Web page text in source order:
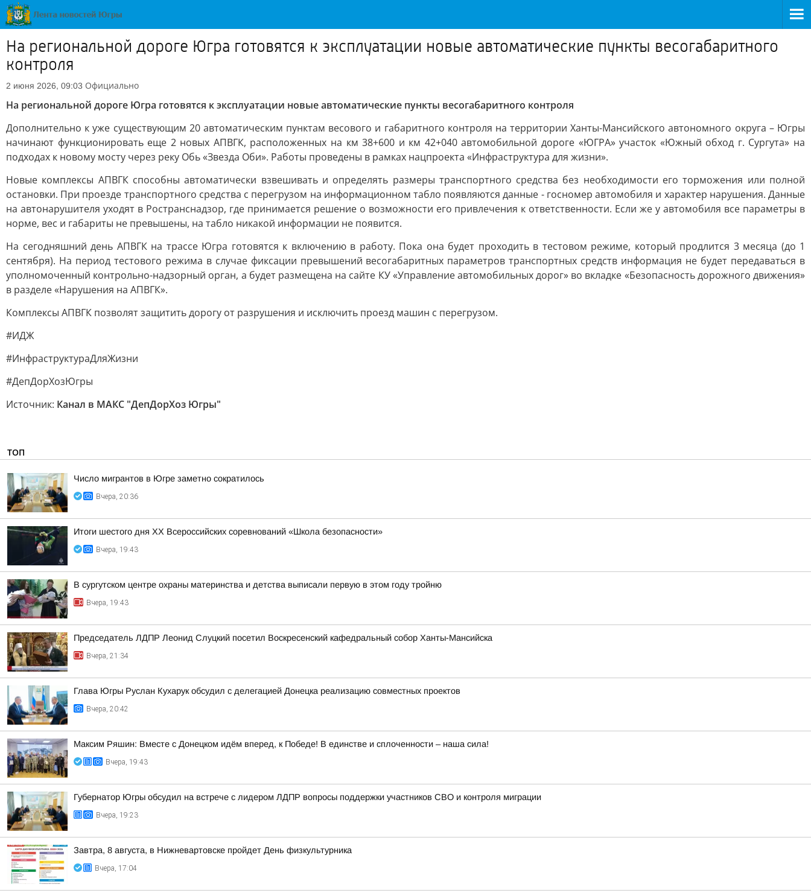
На региональной дороге Югра готовятся к эксплуатации новые автоматические пункты весогабаритного
контроля
2 июня 2026, 09:03 Официально
На региональной дороге Югра готовятся к эксплуатации новые автоматические пункты весогабаритного контроля
Дополнительно к уже существующим 20 автоматическим пунктам весового и габаритного контроля на территории Ханты-Мансийского автономного округа – Югры
начинают функционировать еще 2 новых АПВГК, расположенных на км 38+600 и км 42+040 автомобильной дороге «ЮГРА» участок «Южный обход г. Сургута» на
подходах к новому мосту через реку Обь «Звезда Оби». Работы проведены в рамках нацпроекта «Инфраструктура для жизни».
Новые комплексы АПВГК способны автоматически взвешивать и определять размеры транспортного средства без необходимости его торможения или полной
остановки. При проезде транспортного средства с перегрузом на информационном табло появляются данные - госномер автомобиля и характер нарушения. Данные
на автонарушителя уходят в Ространснадзор, где принимается решение о возможности его привлечения к ответственности. Если же у автомобиля все параметры в
норме, вес и габариты не превышены, на табло никакой информации не появится.
На сегодняшний день АПВГК на трассе Югра готовятся к включению в работу. Пока она будет проходить в тестовом режиме, который продлится 3 месяца (до 1
сентября). На период тестового режима в случае фиксации превышений весогабаритных параметров транспортных средств информация не будет передаваться в
уполномоченный контрольно-надзорный орган, а будет размещена на сайте КУ «Управление автомобильных дорог» во вкладке «Безопасность дорожного движения»
в разделе «Нарушения на АПВГК».
Комплексы АПВГК позволят защитить дорогу от разрушения и исключить проезд машин с перегрузом.
#ИДЖ
#ИнфраструктураДляЖизни
#ДепДорХозЮгры
Источник: Канал в МАКС "ДепДорХоз Югры"
ТОП
Число мигрантов в Югре заметно сократилось
Вчера, 20:36
Итоги шестого дня XX Всероссийских соревнований «Школа безопасности»
Вчера, 19:43
В сургутском центре охраны материнства и детства выписали первую в этом году тройню
Вчера, 19:43
Председатель ЛДПР Леонид Слуцкий посетил Воскресенский кафедральный собор Ханты-Мансийска
Вчера, 21:34
Глава Югры Руслан Кухарук обсудил с делегацией Донецка реализацию совместных проектов
Вчера, 20:42
Максим Ряшин: Вместе с Донецком идём вперед, к Победе! В единстве и сплоченности – наша сила!
Вчера, 19:43
Губернатор Югры обсудил на встрече с лидером ЛДПР вопросы поддержки участников СВО и контроля миграции
Вчера, 19:23
Завтра, 8 августа, в Нижневартовске пройдет День физкультурника
Вчера, 17:04